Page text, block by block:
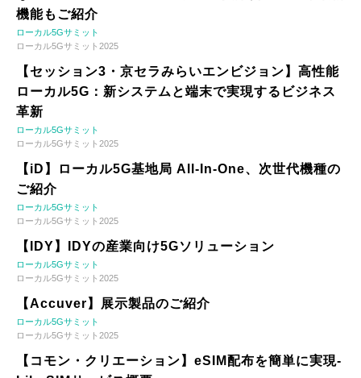
機能もご紹介
ローカル5Gサミット
ローカル5Gサミット2025
【セッション3・京セラみらいエンビジョン】高性能
ローカル5G：新システムと端末で実現するビジネス
革新
ローカル5Gサミット
ローカル5Gサミット2025
【iD】ローカル5G基地局 All-In-One、次世代機種の
ご紹介
ローカル5Gサミット
ローカル5Gサミット2025
【IDY】IDYの産業向け5Gソリューション
ローカル5Gサミット
ローカル5Gサミット2025
【Accuver】展示製品のご紹介
ローカル5Gサミット
ローカル5Gサミット2025
【コモン・クリエーション】eSIM配布を簡単に実現-